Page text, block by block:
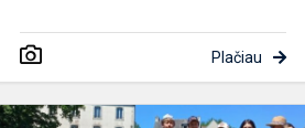
Plačiau